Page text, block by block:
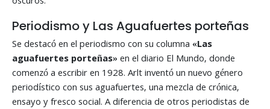
Periodismo y Las Aguafuertes porteñas
Se destacó en el periodismo con su columna «Las
aguafuertes porteñas»en el diario El Mundo, donde
comenzó a escribir en 1928. Arlt inventó un nuevo género
periodístico con sus aguafuertes, una mezcla de crónica,
ensayo y fresco social. A diferencia de otros periodistas de